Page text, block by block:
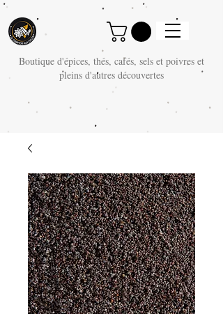
Boutique d'épices, thés, cafés, sels et poivres et
pleins d'autres découvertes